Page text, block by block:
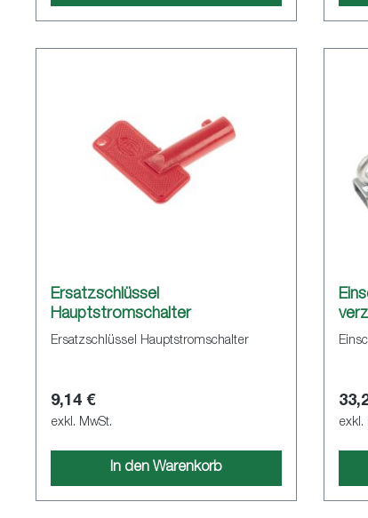
Ersatzschlüssel
Hauptstromschalter
Ersatzschlüssel Hauptstromschalter
9,14 €
exkl. MwSt.
In den Warenkorb
exkl.